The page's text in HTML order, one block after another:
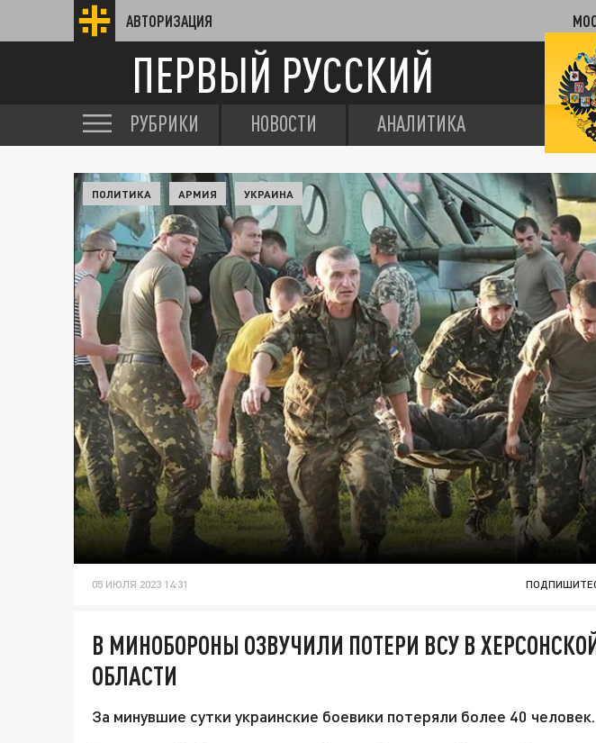
АВТОРИЗАЦИЯ
ПЕРВЫЙ РУССКИЙ
РУБРИКИ НОВОСТИ АНАЛИТИКА
ПОЛИТИКА АРМИЯ УКРАИНА
05 ИЮЛЯ 2023 14:31
В МИНОБОРОНЫ ОЗВУЧИЛИ ПОТЕРИ ВСУ В
ОБЛАСТИ
За минувшие сутки украинские боевики потеряли более 40 человек.